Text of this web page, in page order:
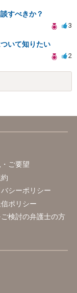
すべきか？
3
いて知りたい
2
ご要望
シーポリシー
ポリシー
検討の弁護士の方